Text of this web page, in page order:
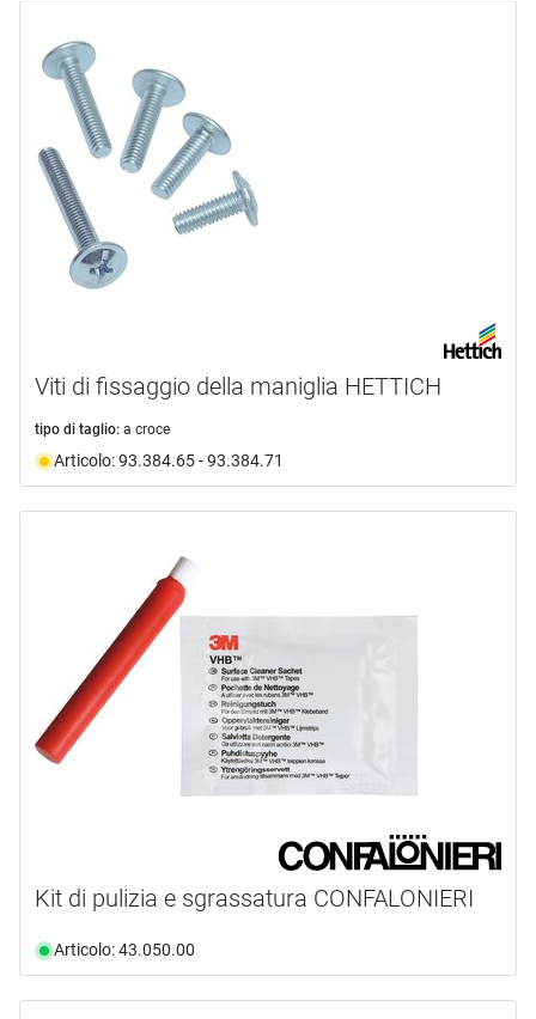
Viti di fissaggio della maniglia HETTICH
tipo di taglio: a croce
Articolo: 93.384.65 - 93.384.71
Kit di pulizia e sgrassatura CONFALONIERI
Articolo: 43.050.00